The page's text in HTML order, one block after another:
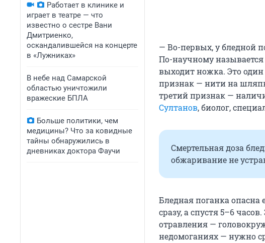
Работает в клинике и
играет в театре — что
известно о сестре Вани
Дмитриенко,
оскандалившейся на концерте
в «Лужниках»
В небе над Самарской
областью уничтожили
вражеские БПЛА
Больше политики, чем
медицины? Что за ковидные
тайны обнаружились в
дневниках доктора Фаучи
— Во-первых, у бледной
По-научному называется
выходит ножка. Это
признак — нити на
третий признак —
Султанов, биолог,
Смертельная доза
обжаривание не
Бледная поганка
сразу, а спустя 5–6
отравления —
недомоганиях — нужно